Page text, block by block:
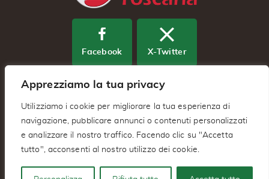
Apprezziamo la tua privacy
Utilizziamo i cookie per migliorare la tua esperienza di
navigazione, pubblicare annunci o contenuti personalizzati
e analizzare il nostro traffico. Facendo clic su "Accetta
tutto", acconsenti al nostro utilizzo dei cookie.
Facebook X-Twitter
Youtube
Fai Cisl Regionale Toscana – Via
Benedetto Dei 2/A 50127 – Firenze (FI)
C.F. IT94039040483 –Privacy Policy